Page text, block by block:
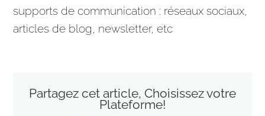
supports decommunication : réseaux sociaux,
articles de blog, newsletter, etc
Partagez cet article, Choisissez votre
Plateforme!